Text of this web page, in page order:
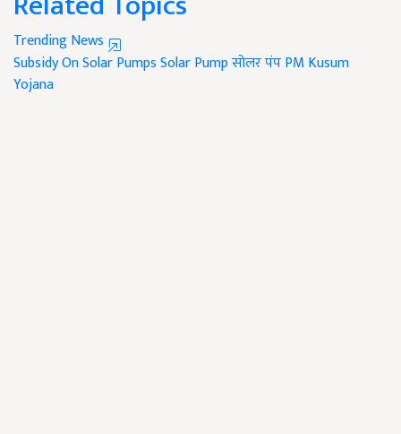
Trending News
Subsidy On Solar PumpsSolar Pumpसोलर पंपPM Kusum
Yojana